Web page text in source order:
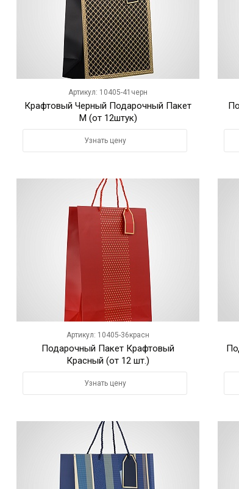
Артикул: 10405-41черн
Крафтовый Черный Подарочный Пакет
M (от 12штук)
Узнать цену
Артикул: 10405-36красн
Подарочный Пакет Крафтовый
Красный (от 12 шт.)
Узнать цену